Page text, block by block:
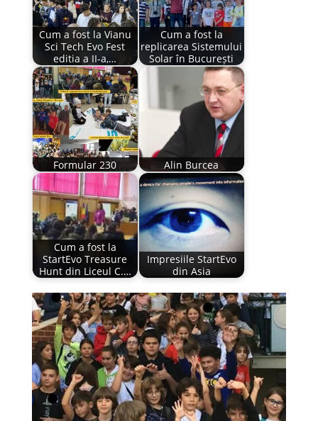
Cum a fost la Vianu
Sci Tech Evo Fest
editia a II-a,…
Cum a fost la
replicarea Sistemului
Solar în București
Formular 230 Alin Burcea
Cum a fost la
StartEvo Treasure
Hunt din Liceul C.…
Impresiile StartEvo
din Asia